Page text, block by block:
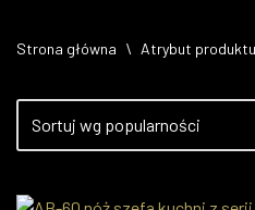
Strona główna \ Atrybut